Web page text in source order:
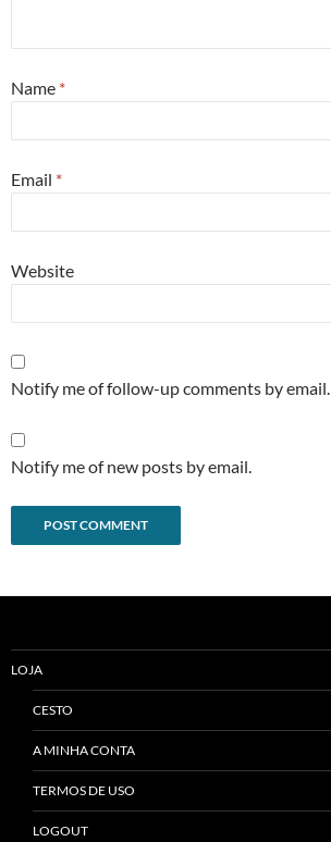
Name *
Email *
Website
Notify me of follow-up comments by email.
Notify me of new posts by email.
LOJA
CESTO
A MINHA CONTA
TERMOS DE USO
LOGOUT